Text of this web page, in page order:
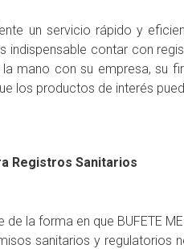
un servicio rápido y
indispensable contar con
mano con su empresa, su
los productos de interés
Registros Sanitarios
de la forma en que BUFETE
sanitarios y regulatorios